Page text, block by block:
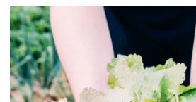
Esse tal de Rock Gaúcho
Os causos de Jorge Luis Borges
Voto obrigatório é correto?
Se queres salvar o mundo, o